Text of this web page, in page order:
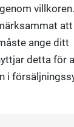
ange ditt
detta för
i